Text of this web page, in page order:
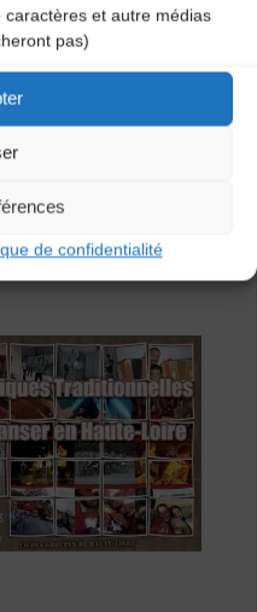
et autre médias
pas)
de confidentialité